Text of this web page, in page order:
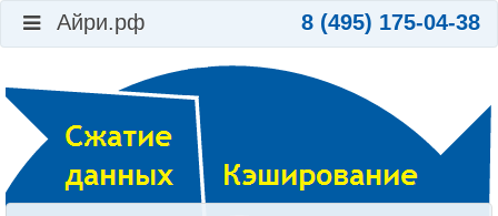
Айри.рф 8 (495) 175-04-38